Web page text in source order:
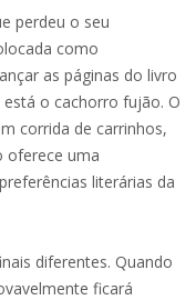
perdeu o seu
como
as páginas do livro
o cachorro fujão. O
corrida de carrinhos,
oferece uma
literárias da
diferentes. Quando
ficará